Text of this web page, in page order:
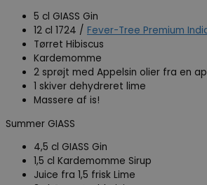
5 cl GIASS Gin
12 cl 1724 / Fever-Tree Premium
Tørret Hibiscus
Kardemomme
2 sprøjt med Appelsin olier fra en
1 skiver dehydreret lime
Massere af is!
Summer GIASS
4,5 cl GIASS Gin
1,5 cl Kardemomme Sirup
Juice fra 1,5 frisk Lime